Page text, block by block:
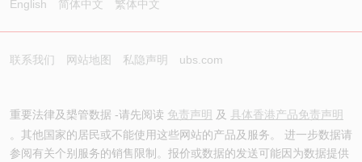
English 简体中文 繁体中文
联系我们 网站地图 私隐声明 ubs.com
重要法律及槼管数据 -请先阅读 免责声明 及 具体香港产品免责声明
。其他国家的居民或不能使用这些网站的产品及服务。 进一步数据请
参阅有关个别服务的销售限制。报价或数据的发送可能因为数据提供